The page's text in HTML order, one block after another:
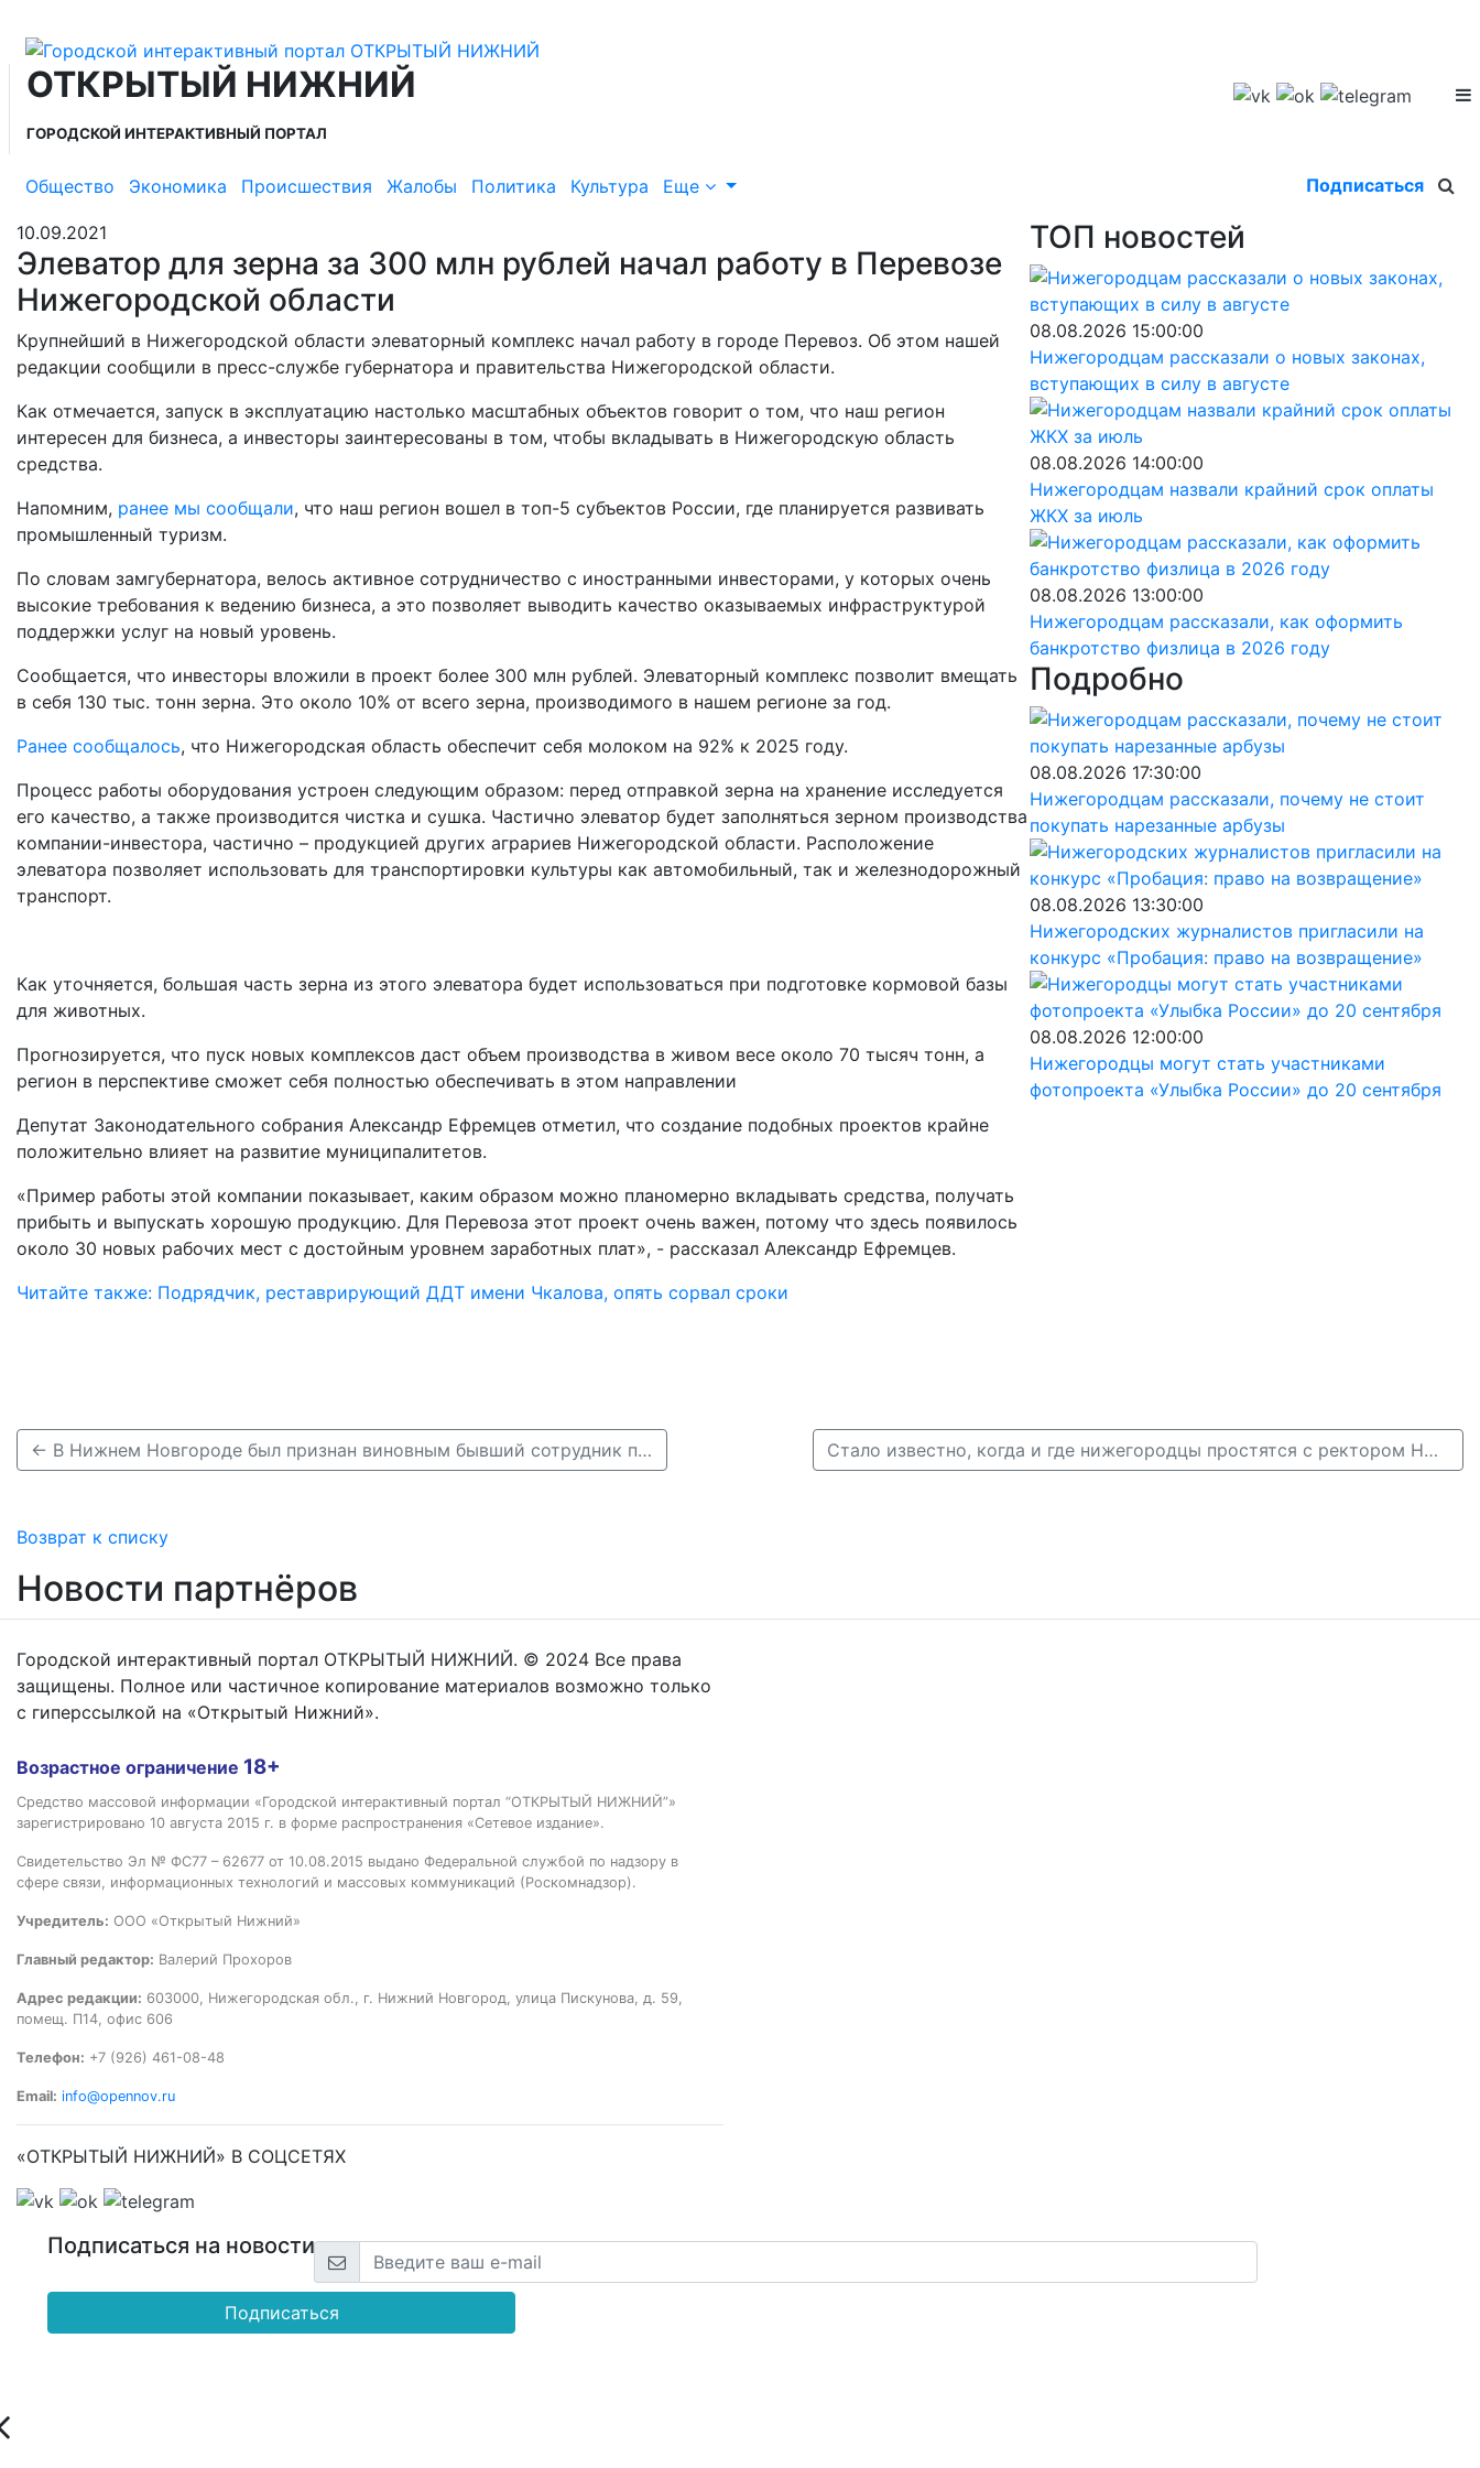
ОТКРЫТЫЙ НИЖНИЙ
ГОРОДСКОЙ ИНТЕРАКТИВНЫЙ ПОРТАЛ
Общество Экономика Происшествия Жалобы Политика Культура Еще Подписаться
10.09.2021
Элеватор для зерна за 300 млн рублей начал работу в Перевозе
Нижегородской области
Крупнейший в Нижегородской области элеваторный комплекс начал работу в городе Перевоз. Об этом нашей
редакции сообщили в пресс-службе губернатора и правительства Нижегородской области.
Как отмечается, запуск в эксплуатацию настолько масштабных объектов говорит о том, что наш регион
интересен для бизнеса, а инвесторы заинтересованы в том, чтобы вкладывать в Нижегородскую область
средства.
Напомним, ранее мы сообщали, что наш регион вошел в топ-5 субъектов России, где планируется развивать
промышленный туризм.
По словам замгубернатора, велось активное сотрудничество с иностранными инвесторами, у которых очень
высокие требования к ведению бизнеса, а это позволяет выводить качество оказываемых инфраструктурой
поддержки услуг на новый уровень.
Сообщается, что инвесторы вложили в проект более 300 млн рублей. Элеваторный комплекс позволит вмещать
в себя 130 тыс. тонн зерна. Это около 10% от всего зерна, производимого в нашем регионе за год.
Ранее сообщалось, что Нижегородская область обеспечит себя молоком на 92% к 2025 году.
Процесс работы оборудования устроен следующим образом: перед отправкой зерна на хранение исследуется
его качество, а также производится чистка и сушка. Частично элеватор будет заполняться зерном производства
компании-инвестора, частично – продукцией других аграриев Нижегородской области. Расположение
элеватора позволяет использовать для транспортировки культуры как автомобильный, так и железнодорожный
транспорт.
Как уточняется, большая часть зерна из этого элеватора будет использоваться при подготовке кормовой базы
для животных.
Прогнозируется, что пуск новых комплексов даст объем производства в живом весе около 70 тысяч тонн, а
регион в перспективе сможет себя полностью обеспечивать в этом направлении
Депутат Законодательного собрания Александр Ефремцев отметил, что создание подобных проектов крайне
положительно влияет на развитие муниципалитетов.
«Пример работы этой компании показывает, каким образом можно планомерно вкладывать средства, получать
прибыть и выпускать хорошую продукцию. Для Перевоза этот проект очень важен, потому что здесь появилось
около 30 новых рабочих мест с достойным уровнем заработных плат», - рассказал Александр Ефремцев.
Читайте также: Подрядчик, реставрирующий ДДТ имени Чкалова, опять сорвал сроки
ТОП новостей
08.08.2026 15:00:00
Нижегородцам рассказали о новых законах,
вступающих в силу в августе
08.08.2026 14:00:00
Нижегородцам назвали крайний срок оплаты
ЖКХ за июль
08.08.2026 13:00:00
Нижегородцам рассказали, как оформить
банкротство физлица в 2026 году
Подробно
08.08.2026 17:30:00
Нижегородцам рассказали, почему не стоит
покупать нарезанные арбузы
08.08.2026 13:30:00
Нижегородских журналистов пригласили на
конкурс «Пробация: право на возвращение»
08.08.2026 12:00:00
Нижегородцы могут стать участниками
фотопроекта «Улыбка России» до 20 сентября
← В Нижнем Новгороде был признан виновным бывший сотрудник полиции Стало известно, когда и где нижегородцы простятся с ректором ННГАСУ →
Возврат к списку
Новости партнёров
Городской интерактивный портал ОТКРЫТЫЙ НИЖНИЙ. © 2024 Все права
защищены. Полное или частичное копирование материалов возможно только
с гиперссылкой на «Открытый Нижний».
Возрастное ограничение 18+
Средство массовой информации «Городской интерактивный портал “ОТКРЫТЫЙ НИЖНИЙ”»
зарегистрировано 10 августа 2015 г. в форме распространения «Сетевое издание».
Свидетельство Эл № ФС77 – 62677 от 10.08.2015 выдано Федеральной службой по надзору в
сфере связи, информационных технологий и массовых коммуникаций (Роскомнадзор).
Учредитель: ООО «Открытый Нижний»
Главный редактор: Валерий Прохоров
Адрес редакции: 603000, Нижегородская обл., г. Нижний Новгород, улица Пискунова, д. 59,
помещ. П14, офис 606
Телефон: +7 (926) 461-08-48
Email: info@opennov.ru
«ОТКРЫТЫЙ НИЖНИЙ» В СОЦСЕТЯХ
Подписаться на новости
Подписаться